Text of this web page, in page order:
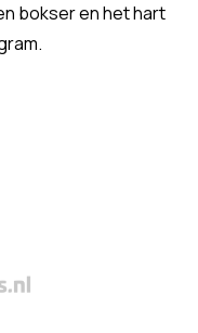
bokser en het hart